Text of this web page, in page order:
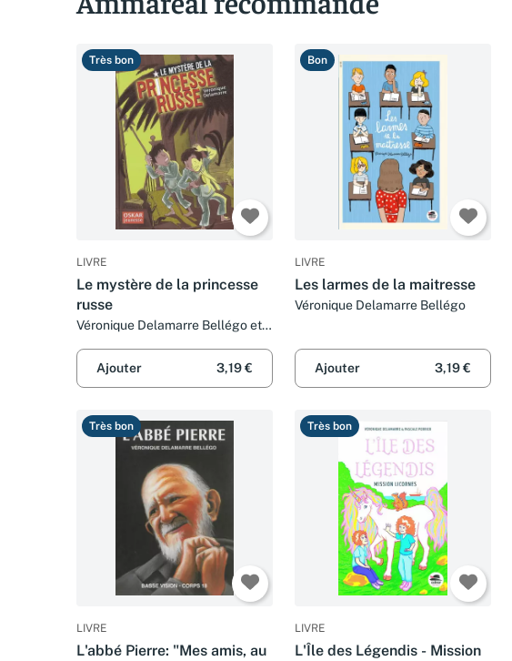
Très bon
LIVRE
Le mystère de la princesse
russe
Véronique Delamarre Bellégo et
Ajouter
3,19 €
Bon
LIVRE
Les larmes de la maitresse
Véronique Delamarre Bellégo
Ajouter 3,19 €
Très bon
LIVRE
L'abbé Pierre: "Mes amis, au
Très bon
LIVRE
L'Île des Légendis - Mission